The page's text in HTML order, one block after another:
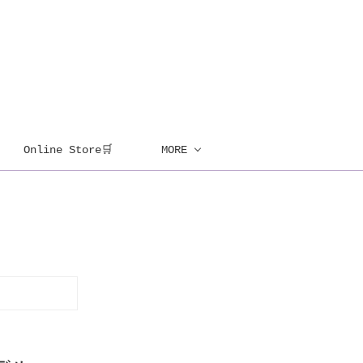
Online Store🛒 MORE